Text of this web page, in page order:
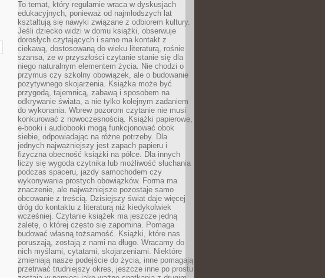
To temat, który regularnie wraca w dyskusjach
edukacyjnych, ponieważ od najmłodszych lat
kształtują się nawyki związane z odbiorem kultury.
Jeśli dziecko widzi w domu książki, obserwuje
dorosłych czytających i samo ma kontakt z
ciekawą, dostosowaną do wieku literaturą, rośnie
szansa, że w przyszłości czytanie stanie się dla
niego naturalnym elementem życia. Nie chodzi o
przymus czy szkolny obowiązek, ale o budowanie
pozytywnego skojarzenia. Książka może być
przygodą, tajemnicą, zabawą i sposobem na
odkrywanie świata, a nie tylko kolejnym zadaniem
do wykonania. Wbrew pozorom czytanie nie musi
konkurować z nowoczesnością. Książki papierowe,
e-booki i audiobooki mogą funkcjonować obok
siebie, odpowiadając na różne potrzeby. Dla
jednych najważniejszy jest zapach papieru i
fizyczna obecność książki na półce. Dla innych
liczy się wygoda czytnika lub możliwość słuchania
podczas spaceru, jazdy samochodem czy
wykonywania prostych obowiązków. Forma ma
znaczenie, ale najważniejsze pozostaje samo
obcowanie z treścią. Dzisiejszy świat daje więcej
dróg do kontaktu z literaturą niż kiedykolwiek
wcześniej. Czytanie książek ma jeszcze jedną
zaletę, o której często się zapomina. Pomaga
budować własną tożsamość. Książki, które nas
poruszają, zostają z nami na długo. Wracamy do
nich myślami, cytatami, skojarzeniami. Niektóre
zmieniają nasze podejście do życia, inne pomagają
przetrwać trudniejszy okres, jeszcze inne po prostu